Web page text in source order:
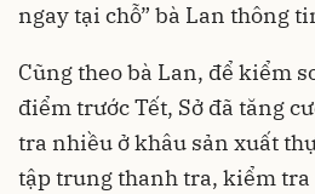
ngay tại chỗ” bà Lan thông
Cũng theo bà Lan, để kiểm
điểm trước Tết, Sở đã tăng
tra nhiều ở khâu sản xuất
tập trung thanh tra, kiểm